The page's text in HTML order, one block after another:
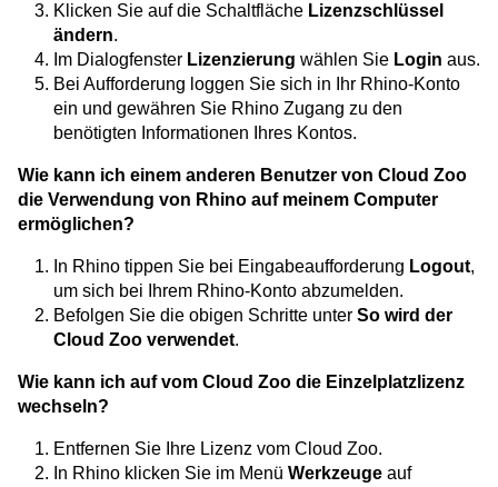
Klicken Sie auf die Schaltfläche Lizenzschlüssel
ändern.
Im Dialogfenster Lizenzierung wählen Sie Login aus.
Bei Aufforderung loggen Sie sich in Ihr Rhino-Konto
ein und gewähren Sie Rhino Zugang zu den
benötigten Informationen Ihres Kontos.
Wie kann ich einem anderen Benutzer von Cloud Zoo
die Verwendung von Rhino auf meinem Computer
ermöglichen?
In Rhino tippen Sie bei Eingabeaufforderung Logout,
um sich bei Ihrem Rhino-Konto abzumelden.
Befolgen Sie die obigen Schritte unter So wird der
Cloud Zoo verwendet.
Wie kann ich auf vom Cloud Zoo die Einzelplatzlizenz
wechseln?
Entfernen Sie Ihre Lizenz vom Cloud Zoo.
In Rhino klicken Sie im Menü Werkzeuge auf